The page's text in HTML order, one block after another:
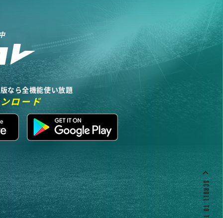
なら全機能使い放題
ロード
SCROLL TO TOP